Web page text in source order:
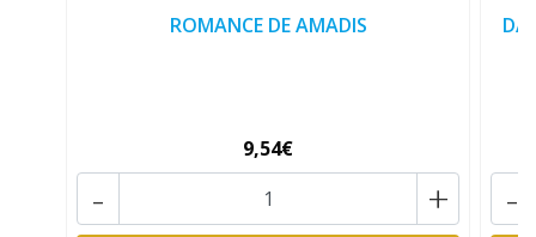
ROMANCE DE AMADIS
9,54€
+
-
DA
-